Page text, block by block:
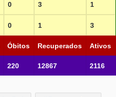
Óbitos Recuperados Ativos
220 12867 2116
0 3 1
0 1 3